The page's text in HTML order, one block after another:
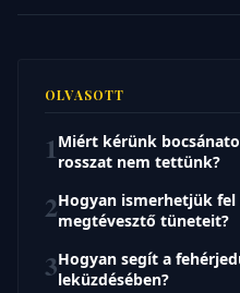
nagymamák csendes
pörgésből. Ez a […]
OLVASOTT
1Miért kérünk
rosszat nem tettünk?
2Hogyan ismerhetjük
megtévesztő tüneteit?
3Hogyan segít a
leküzdésében?